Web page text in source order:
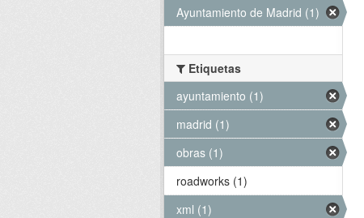
Ayuntamiento de Madrid (1)
Etiquetas
ayuntamiento (1)
madrid (1)
obras (1)
roadworks (1)
xml (1)